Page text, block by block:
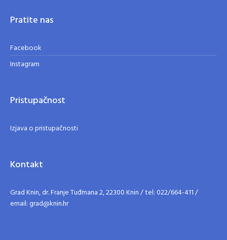
Pratite nas
Facebook
Instagram
Pristupačnost
Izjava o pristupačnosti
Kontakt
Grad Knin, dr. Franje Tuđmana 2, 22300 Knin / tel: 022/664-411 /
email: grad@knin.hr